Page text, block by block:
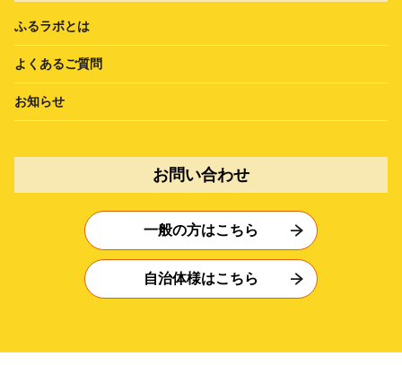
ふるラボとは
よくあるご質問
お知らせ
お問い合わせ
一般の方はこちら
自治体様はこちら